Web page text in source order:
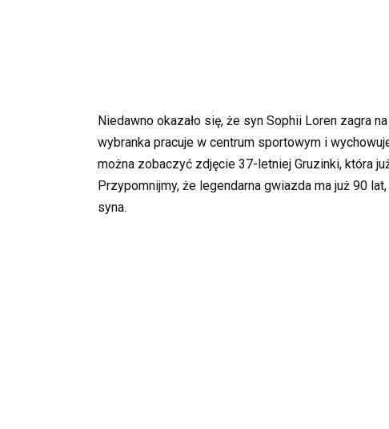
Niedawno okazało się, że syn Sophii Loren zagra
wybranka pracuje w centrum sportowym i
można zobaczyć zdjęcie 37-letniej Gruzinki, która
Przypomnijmy, że legendarna gwiazda ma już 90
syna.